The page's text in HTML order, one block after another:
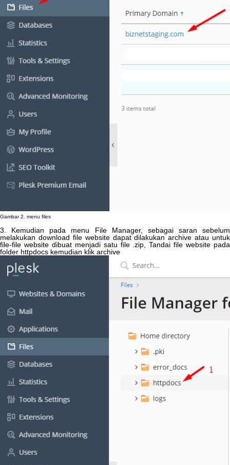
Gambar 2 menu files
3 Kemudian pada menu File Manager, sebagai saran
sebelum
melakukan download file website dapat dilakukan archive atau untuk
file-file website dibuat menjadi satu file .zip Tandai file website pada
folder httpdocs kemudian klik archive